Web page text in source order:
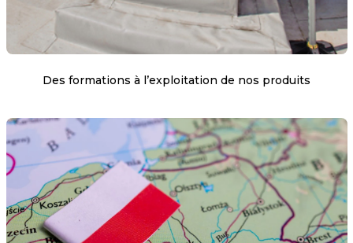
Des formations à l’exploitation de nos produits